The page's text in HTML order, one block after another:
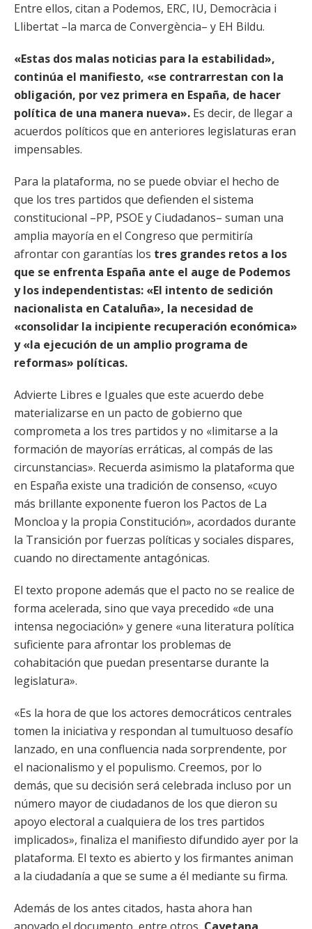
Entre ellos, citan a Podemos, ERC, IU, Democràcia i
Llibertat –la marca de Convergència– y EH Bildu.
«Estas dos malas noticias para la estabilidad»,
continúa el manifiesto, «se contrarrestan con la
obligación, por vez primera en España, de hacer
política de una manera nueva». Es decir, de llegar a
acuerdos políticos que en anteriores legislaturas eran
impensables.
Para la plataforma, no se puede obviar el hecho de
que los tres partidos que defienden el sistema
constitucional –PP, PSOE y Ciudadanos– suman una
amplia mayoría en el Congreso que permitiría
afrontar con garantías los tres grandes retos a los
que se enfrenta España ante el auge de Podemos
y los independentistas: «El intento de sedición
nacionalista en Cataluña», la necesidad de
«consolidar la incipiente recuperación económica»
y «la ejecución de un amplio programa de
reformas» políticas.
Advierte Libres e Iguales que este acuerdo debe
materializarse en un pacto de gobierno que
comprometa a los tres partidos y no «limitarse a la
formación de mayorías erráticas, al compás de las
circunstancias». Recuerda asimismo la plataforma que
en España existe una tradición de consenso, «cuyo
más brillante exponente fueron los Pactos de La
Moncloa y la propia Constitución», acordados durante
la Transición por fuerzas políticas y sociales dispares,
cuando no directamente antagónicas.
El texto propone además que el pacto no se realice de
forma acelerada, sino que vaya precedido «de una
intensa negociación» y genere «una literatura política
suficiente para afrontar los problemas de
cohabitación que puedan presentarse durante la
legislatura».
«Es la hora de que los actores democráticos centrales
tomen la iniciativa y respondan al tumultuoso desafío
lanzado, en una confluencia nada sorprendente, por
el nacionalismo y el populismo. Creemos, por lo
demás, que su decisión será celebrada incluso por un
número mayor de ciudadanos de los que dieron su
apoyo electoral a cualquiera de los tres partidos
implicados», finaliza el manifiesto difundido ayer por la
plataforma. El texto es abierto y los firmantes animan
a la ciudadanía a que se sume a él mediante su firma.
Además de los antes citados, hasta ahora han